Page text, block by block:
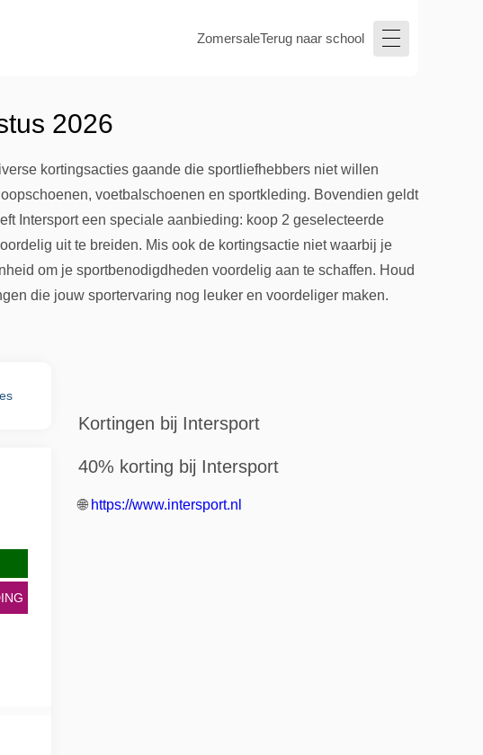
ZomersaleTerug naar school
2026
kortingsacties gaande die sportliefhebbers niet willen
voetbalschoenen en sportkleding. Bovendien geldt
Intersport een speciale aanbieding: koop 2 geselecteerde
uit te breiden. Mis ook de kortingsactie niet waarbij je
om je sportbenodigdheden voordelig aan te schaffen. Houd
die jouw sportervaring nog leuker en voordeliger maken.
Kortingen bij Intersport
40% korting bij Intersport
🌐 https://www.intersport.nl